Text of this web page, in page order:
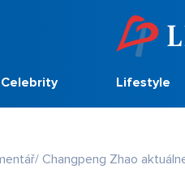
Celebrity Lifestyle
Changpeng Zhao